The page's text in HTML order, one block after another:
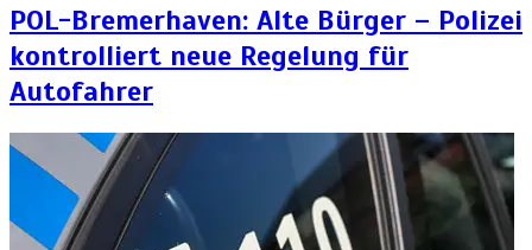
POL-Bremerhaven: Alte Bürger – Polizei
kontrolliert neue Regelung für
Autofahrer